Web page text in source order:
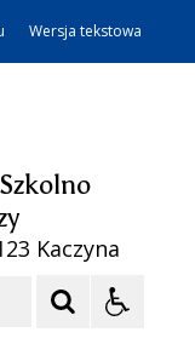
Wersja tekstowa
Kaczyna